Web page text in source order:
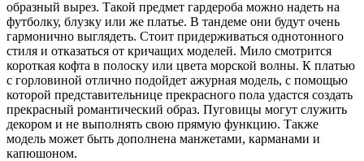
образный вырез. Такой предмет гардероба можно надеть на
футболку, блузку или же платье. В тандеме они будут очень
гармонично выглядеть. Стоит придерживаться однотонного
стиля и отказаться от кричащих моделей. Мило смотрится
короткая кофта в полоску или цвета морской волны. К платью
с горловиной отлично подойдет ажурная модель, с помощью
которой представительнице прекрасного пола удастся создать
прекрасный романтический образ. Пуговицы могут служить
декором и не выполнять свою прямую функцию. Также
модель может быть дополнена манжетами, карманами и
капюшоном.